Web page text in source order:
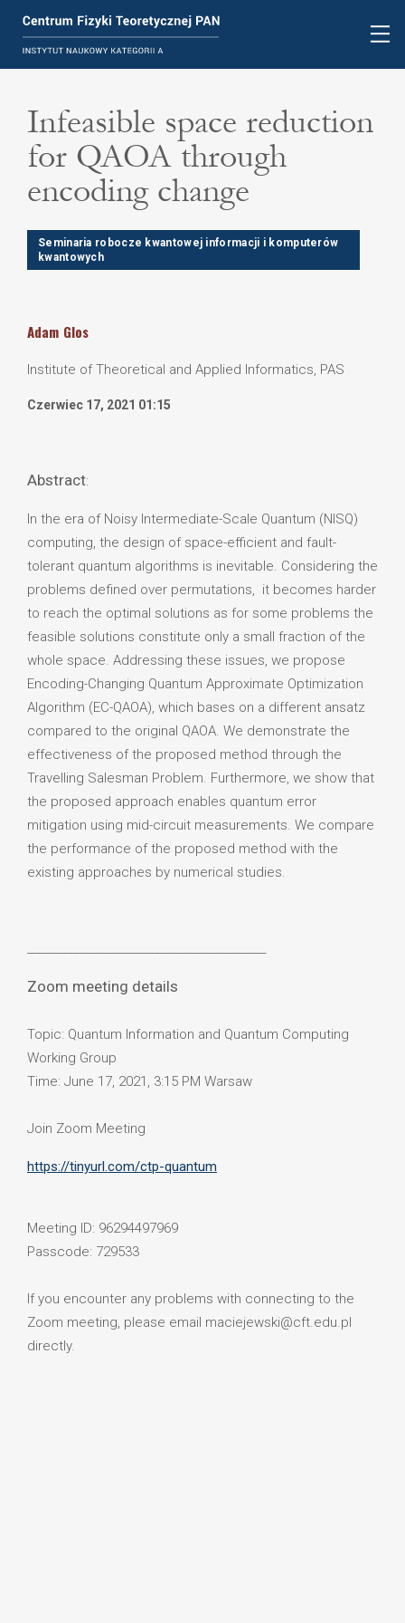
Infeasible space reduction
for QAOA through
encoding change
Seminaria robocze kwantowej informacji i komputerów
kwantowych
Adam Glos
Institute of Theoretical and Applied Informatics, PAS
Czerwiec 17, 2021 01:15
Abstract:
In the era of Noisy Intermediate-Scale Quantum (NISQ)
computing, the design of space-efficient and fault-
tolerant quantum algorithms is inevitable. Considering the
problems defined over permutations, it becomes harder
to reach the optimal solutions as for some problems the
feasible solutions constitute only a small fraction of the
whole space. Addressing these issues, we propose
Encoding-Changing Quantum Approximate Optimization
Algorithm (EC-QAOA), which bases on a different ansatz
compared to the original QAOA. We demonstrate the
effectiveness of the proposed method through the
Travelling Salesman Problem. Furthermore, we show that
the proposed approach enables quantum error
mitigation using mid-circuit measurements. We compare
the performance of the proposed method with the
existing approaches by numerical studies.
Zoom meeting details
Topic: Quantum Information and Quantum Computing
Working Group
Time: June 17, 2021, 3:15 PM Warsaw
Join Zoom Meeting
https://tinyurl.com/ctp-quantum
Meeting ID: 96294497969
Passcode: 729533
If you encounter any problems with connecting to the
Zoom meeting, please email maciejewski@cft.edu.pl
directly.